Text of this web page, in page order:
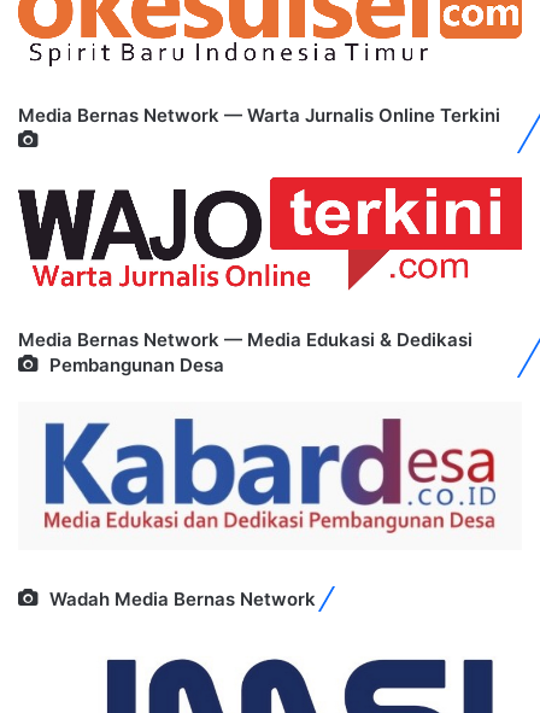
Media Bernas Network — Warta Jurnalis Online Terkini
Media Bernas Network — Media Edukasi & Dedikasi
Pembangunan Desa
Wadah Media Bernas Network